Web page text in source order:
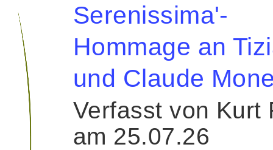
Serenissima'-
Hommage an
und Claude
Verfasst von Kurt
am 25.07.26